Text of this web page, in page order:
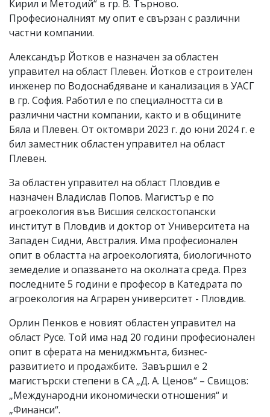
Кирил и Методий“ в гр. В. Търново.
Професионалният му опит е свързан с различни
частни компании.
Александър Йотков е назначен за областен
управител на област Плевен. Йотков е строителен
инженер по Водоснабдяване и канализация в УАСГ
в гр. София. Работил е по специалността си в
различни частни компании, както и в общините
Бяла и Плевен. От октомври 2023 г. до юни 2024 г. е
бил заместник областен управител на област
Плевен.
За областен управител на област Пловдив е
назначен Владислав Попов. Магистър е по
агроекология във Висшия селскостопански
институт в Пловдив и доктор от Университета на
Западен Сидни, Австралия. Има професионален
опит в областта на агроекологията, биологичното
земеделие и опазването на околната среда. През
последните 5 години е професор в Катедрата по
агроекология на Аграрен университет - Пловдив.
Орлин Пенков е новият областен управител на
област Русе. Той има над 20 години професионален
опит в сферата на мениджмънта, бизнес-
развитието и продажбите. Завършил е 2
магистърски степени в СА „Д. А. Ценов“ – Свищов:
„Международни икономически отношения“ и
„Финанси“.